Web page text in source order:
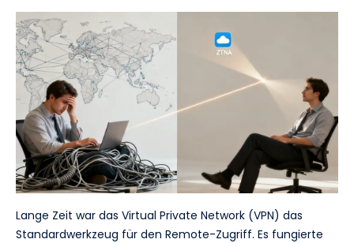
Lange Zeit war das Virtual Private Network (VPN) das
Standardwerkzeug für den Remote-Zugriff. Es fungierte